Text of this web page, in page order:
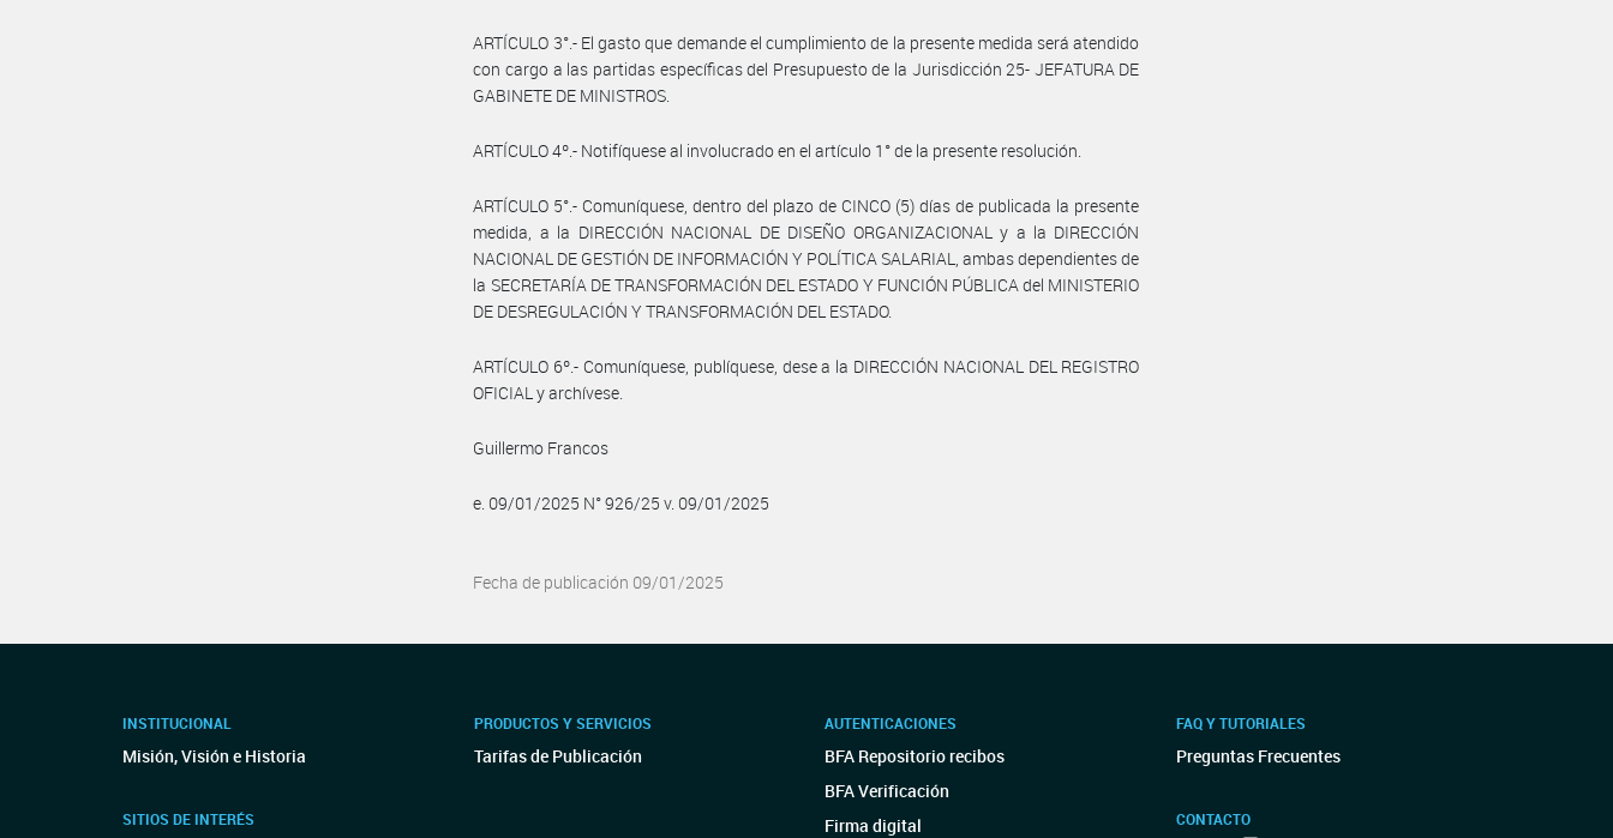
ARTÍCULO 3°.- El gasto que demande el cumplimiento de la presente medida será atendido
con cargo a las partidas específicas del Presupuesto de la Jurisdicción 25- JEFATURA DE
GABINETE DE MINISTROS.
ARTÍCULO 4º.- Notifíquese al involucrado en el artículo 1° de la presente resolución.
ARTÍCULO 5°.- Comuníquese, dentro del plazo de CINCO (5) días de publicada la presente
medida, a la DIRECCIÓN NACIONAL DE DISEÑO ORGANIZACIONAL y a la DIRECCIÓN
NACIONAL DE GESTIÓN DE INFORMACIÓN Y POLÍTICA SALARIAL, ambas dependientes de
la SECRETARÍA DE TRANSFORMACIÓN DEL ESTADO Y FUNCIÓN PÚBLICA del MINISTERIO
DE DESREGULACIÓN Y TRANSFORMACIÓN DEL ESTADO.
ARTÍCULO 6º.- Comuníquese, publíquese, dese a la DIRECCIÓN NACIONAL DEL REGISTRO
OFICIAL y archívese.
Guillermo Francos
e. 09/01/2025 N° 926/25 v. 09/01/2025
Fecha de publicación 09/01/2025
INSTITUCIONAL
Misión, Visión e Historia
SITIOS DE INTERÉS
PRODUCTOS Y SERVICIOS
Tarifas de Publicación
AUTENTICACIONES
BFA Repositorio recibos
BFA Verificación
Firma digital
FAQ Y TUTORIALES
Preguntas Frecuentes
CONTACTO